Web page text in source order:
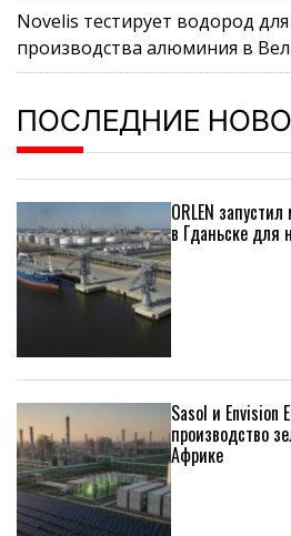
Novelis тестирует водород
производства алюминия в
ПОСЛЕДНИЕ
ORLEN
в Гданьске для
Sasol и Envision
производство
Африке